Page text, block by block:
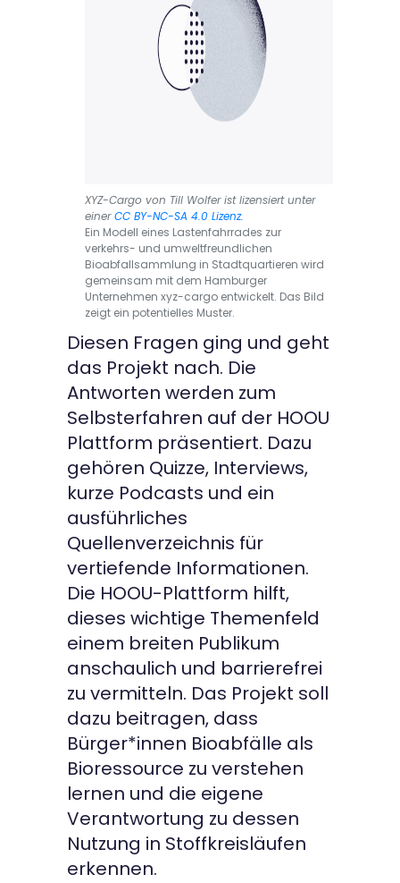
XYZ-Cargo von Till Wolfer ist lizensiert unter
einerCC BY-NC-SA 4.0 Lizenz.
Ein Modell eines Lastenfahrrades zur
verkehrs- und umweltfreundlichen
Bioabfallsammlung in Stadtquartieren wird
gemeinsam mit dem Hamburger
Unternehmen xyz-cargo entwickelt. Das Bild
zeigt ein potentielles Muster.
Diesen Fragen ging und geht
das Projekt nach. Die
Antworten werden zum
Selbsterfahren auf der HOOU
Plattform präsentiert. Dazu
gehören Quizze, Interviews,
kurze Podcasts und ein
ausführliches
Quellenverzeichnis für
vertiefende Informationen.
Die HOOU-Plattform hilft,
dieses wichtige Themenfeld
einem breiten Publikum
anschaulich und barrierefrei
zu vermitteln. Das Projekt soll
dazu beitragen, dass
Bürger*innen Bioabfälle als
Bioressource zu verstehen
lernen und die eigene
Verantwortung zu dessen
Nutzung in Stoffkreisläufen
erkennen.